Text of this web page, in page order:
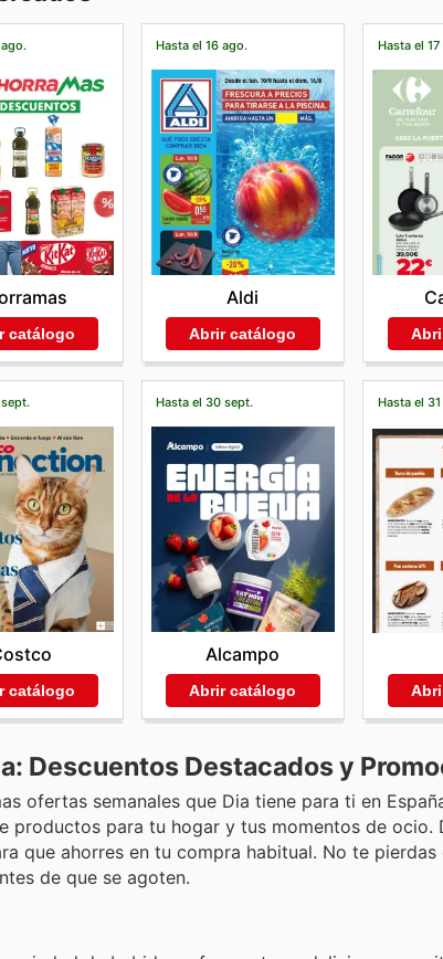
catálogo
Hasta el 16 ago.
Aldi
Abrir catálogo
Hasta el
catálogo
Hasta el 30 sept.
Alcampo
Abrir catálogo
Hasta el
Descuentos Destacados y
ofertas semanales que Dia tiene para ti en
productos para tu hogar y tus momentos de ocio.
que ahorres en tu compra habitual. No te
de que se agoten.